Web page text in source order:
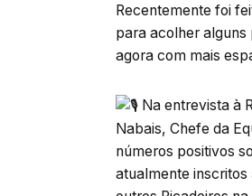
Recentemente foi
para acolher
agora com mais
Na entrevista à
Nabais, Chefe da
números positivos
atualmente inscritos